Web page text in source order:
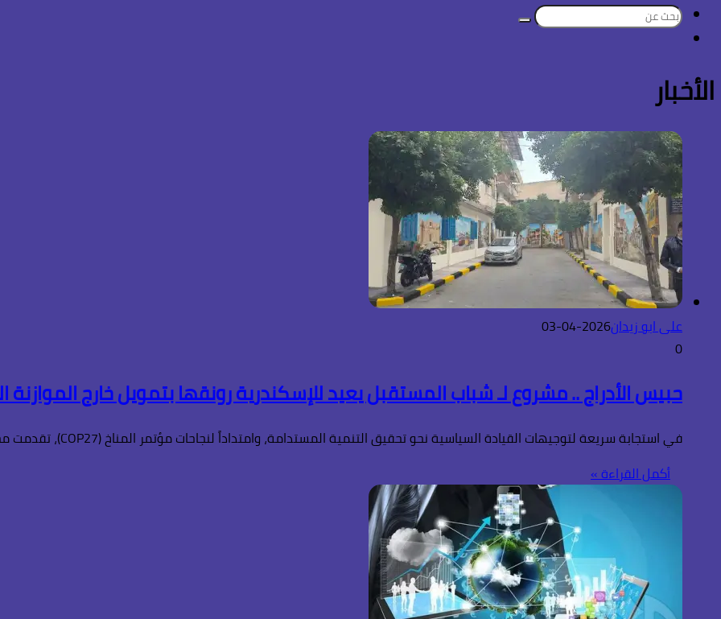
بحث
الأخبار
على ابو زيدان2026-04-03
0
حبيس الأدراج .. مشروع لـ شباب المستقبل يعيد للإسكندرية رونقها بتمويل خارج الموازنة
في استجابة سريعة لتوجيهات القيادة السياسية نحو تحقيق التنمية المستدامة، وامتداداً لنجاحات مؤتمر المناخ (COP27)، تقدمت مجموعة من شباب محافظة…
أكمل القراءة »